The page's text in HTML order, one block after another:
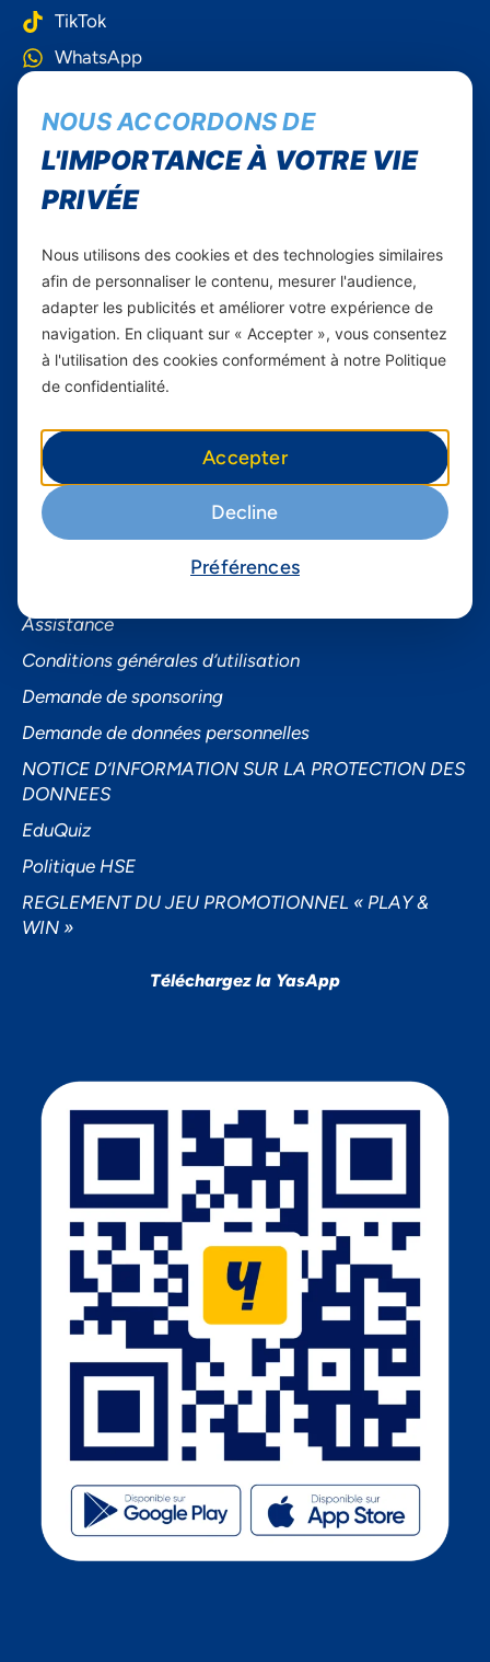
TikTok
WhatsApp
Carrières
Yas en Afrique
Axian Telecom
Services
Services Mobiles
Internet Résidentiel
Smartphones
Informations utiles
Assistance
Conditions générales d’utilisation
Demande de sponsoring
Demande de données personnelles
NOTICE D’INFORMATION SUR LA PROTECTION DES
DONNEES
EduQuiz
Politique HSE
REGLEMENT DU JEU PROMOTIONNEL « PLAY &
WIN »
Téléchargez la YasApp
NOUS ACCORDONS DE
L'IMPORTANCE À VOTRE VIE
PRIVÉE
Nous utilisons des cookies et des technologies similaires
afin de personnaliser le contenu, mesurer l'audience,
adapter les publicités et améliorer votre expérience de
navigation. En cliquant sur « Accepter », vous consentez
à l'utilisation des cookies conformément à notre Politique
de confidentialité.
Accepter
Decline
Préférences